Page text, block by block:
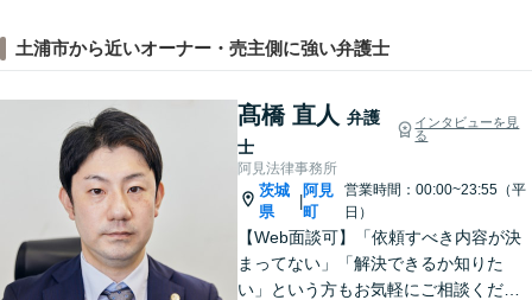
土浦市から近いオーナー・売主側に強い弁護士
髙橋 直人 弁護
士
インタビューを見
る
阿見法律事務所
茨城
県
|
阿見
町
営業時間：00:00~23:55（平
日）
【Web面談可】「依頼すべき内容が決
まってない」「解決できるか知りた
い」という方もお気軽にご相談くださ